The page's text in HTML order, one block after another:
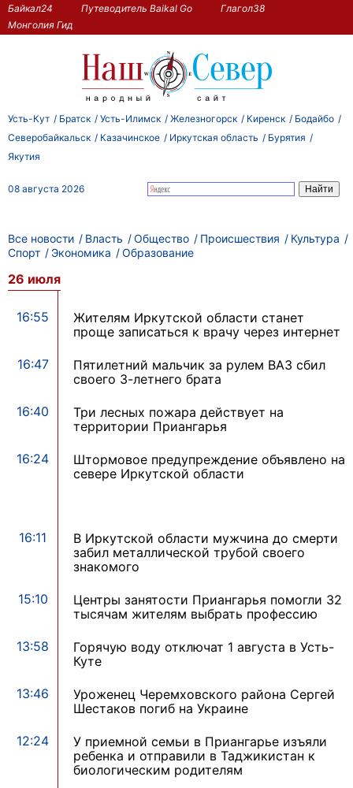
Байкал24 Путеводитель Baikal Go
Глагол38
Монголия Гид
Усть-Кут Братск Усть-Илимск Железногорск Киренск
Бодайбо
Северобайкальск
Казачинское Иркутская область
Бурятия
Якутия
08 августа 2026
Все новости Власть Общество Происшествия
Культура
Спорт
Экономика Образование
26 июля
16:55
Жителям Иркутской области станет
проще записаться к врачу через интернет
16:47
Пятилетний мальчик за рулем ВАЗ сбил
своего 3-летнего брата
16:40
Три лесных пожара действует на
территории Приангарья
16:24
Штормовое предупреждение объявлено на
севере Иркутской области
16:11
В Иркутской области мужчина до смерти
забил металлической трубой своего
знакомого
15:10
Центры занятости Приангарья помогли 32
тысячам жителям выбрать профессию
13:58
Горячую воду отключат 1 августа в Усть-
Куте
13:46
Уроженец Черемховского района Сергей
Шестаков погиб на Украине
12:24
У приемной семьи в Приангарье изъяли
ребенка и отправили в Таджикистан к
биологическим родителям